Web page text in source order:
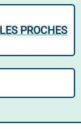
PROCHES